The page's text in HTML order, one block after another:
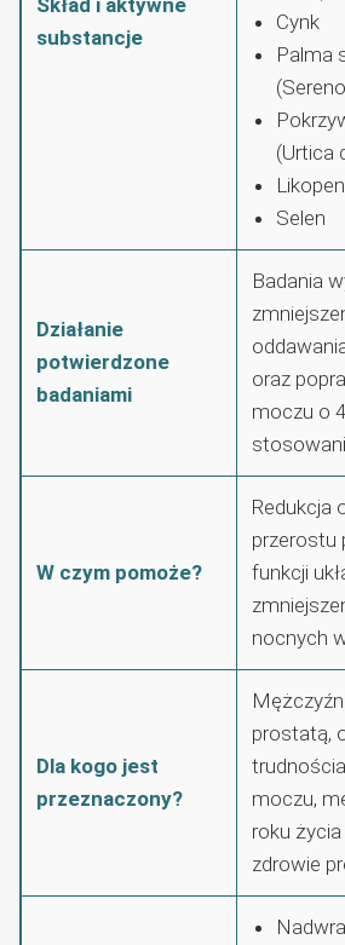
substancje
Cynk
Palma
(Urtica
Likopen
Selen
Działanie
potwierdzone
badaniami
Badania
oraz
moczu o
W czym pomoże?
Redukcja
przerostu
funkcji
nocnych
Dla kogo jest
przeznaczony?
prostatą,
moczu,
roku
zdrowie